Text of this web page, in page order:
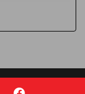
wat
rijdt,
maakt